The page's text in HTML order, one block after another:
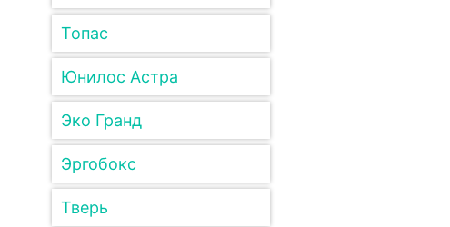
Топас
Юнилос Астра
Эко Гранд
Эргобокс
Тверь